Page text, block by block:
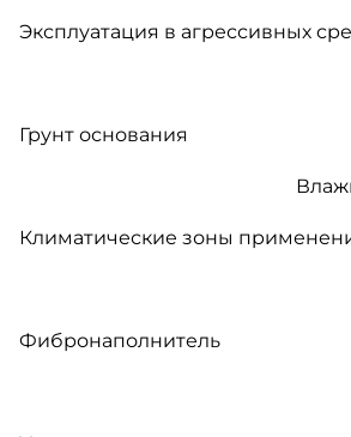
Эксплуатация в агрессивных
Грунт основания
Климатические зоны
Фибронаполнитель